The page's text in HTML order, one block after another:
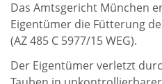
Das Amtsgericht München
Eigentümer die Fütterung
(AZ 485 C 5977/15 WEG).
Der Eigentümer verletzt